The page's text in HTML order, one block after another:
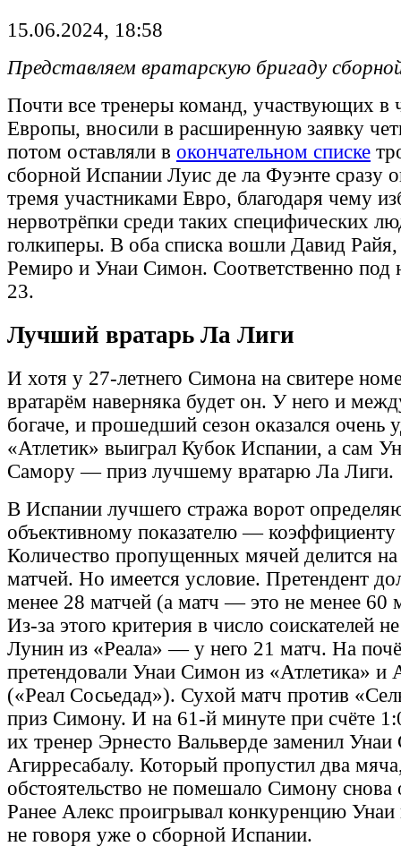
15.06.2024, 18:58
Представляем вратарскую бригаду
Почти все тренеры команд, участвующих в
Европы, вносили в расширенную заявку
потом оставляли в окончательном списке
сборной Испании Луис де ла Фуэнте сразу
тремя участниками Евро, благодаря чему
нервотрёпки среди таких специфических
голкиперы. В оба списка вошли Давид
Ремиро и Унаи Симон. Соответственно под
23.
Лучший вратарь Ла Лиги
И хотя у 27-летнего Симона на свитере
вратарём наверняка будет он. У него и
богаче, и прошедший сезон оказался очень
«Атлетик» выиграл Кубок Испании, а сам
Самору — приз лучшему вратарю Ла Лиги.
В Испании лучшего стража ворот
объективному показателю — коэффициенту
Количество пропущенных мячей делится
матчей. Но имеется условие. Претендент
менее 28 матчей (а матч — это не менее 60
Из-за этого критерия в число соискателей
Лунин из «Реала» — у него 21 матч. На
претендовали Унаи Симон из «Атлетика» и
(«Реал Сосьедад»). Сухой матч против
приз Симону. И на 61-й минуте при счёте
их тренер Эрнесто Вальверде заменил
Агирресабалу. Который пропустил два
обстоятельство не помешало Симону снова
Ранее Алекс проигрывал конкуренцию
не говоря уже о сборной Испании.